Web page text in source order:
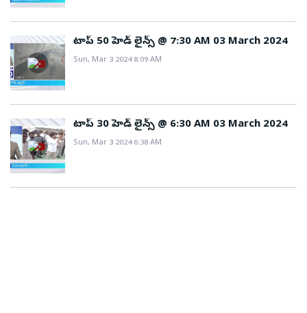
టాప్ 50 హెడ్ లైన్స్ @ 7:30 AM 03 March 2024
Sun, Mar 3 2024 8:09 AM
టాప్ 30 హెడ్ లైన్స్ @ 6:30 AM 03 March 2024
Sun, Mar 3 2024 6:38 AM